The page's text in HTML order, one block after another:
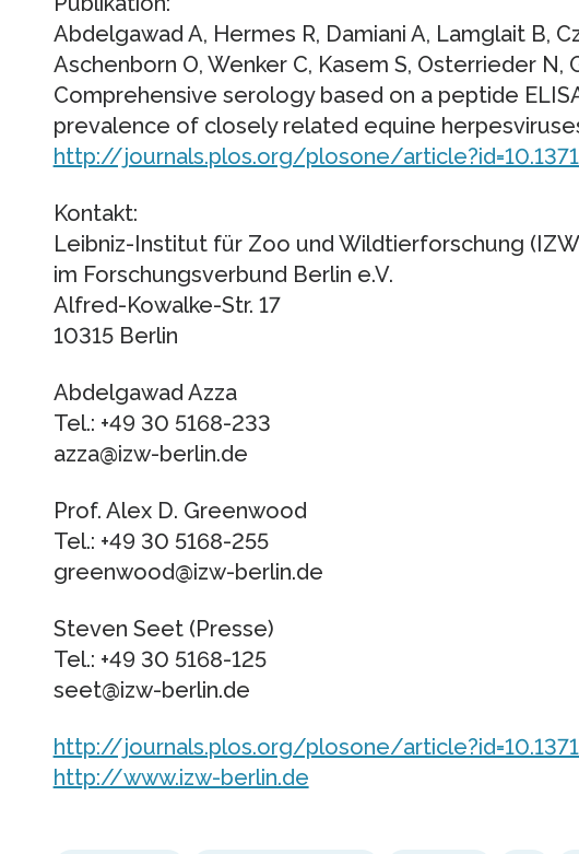
Abdelgawad A, Hermes R, Damiani A, Lamglait B,
Aschenborn O, Wenker C, Kasem S, Osterrieder N,
Comprehensive serology based on a peptide
prevalence of closely related equine
http://journals.plos.org/plosone/
Kontakt:
Leibniz-Institut für Zoo und Wildtierforschung
im Forschungsverbund Berlin e.V.
Alfred-Kowalke-Str. 17
10315 Berlin
Abdelgawad Azza
Tel.: +49 30 5168-233
azza@izw-berlin.de
Prof. Alex D. Greenwood
Tel.: +49 30 5168-255
greenwood@izw-berlin.de
Steven Seet (Presse)
Tel.: +49 30 5168-125
seet@izw-berlin.de
http://journals.plos.org/plosone/
http://www.izw-berlin.de